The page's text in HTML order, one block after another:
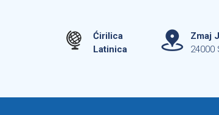
Ćirilica
Latinica
Zmaj
24000